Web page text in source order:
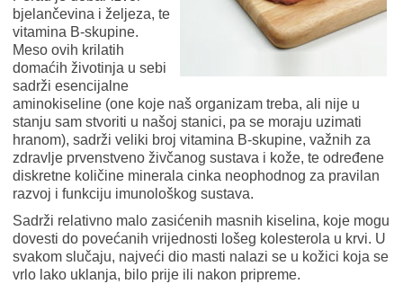
bjelančevina i željeza, te
vitamina B-skupine.
Meso ovih krilatih
domaćih životinja u sebi
sadrži esencijalne
aminokiseline (one koje naš organizam treba, ali nije u
stanju sam stvoriti u našoj stanici, pa se moraju uzimati
hranom), sadrži veliki broj vitamina B-skupine, važnih za
zdravlje prvenstveno živčanog sustava i kože, te određene
diskretne količine minerala cinka neophodnog za pravilan
razvoj i funkciju imunološkog sustava.
Sadrži relativno malo zasićenih masnih kiselina, koje mogu
dovesti do povećanih vrijednosti lošeg kolesterola u krvi. U
svakom slučaju, najveći dio masti nalazi se u kožici koja se
vrlo lako uklanja, bilo prije ili nakon pripreme.